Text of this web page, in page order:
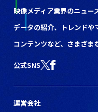
映像メディア業界のニュー
データの紹介、トレンドや
コンテンツなど、さまざま
公式SNS
運営会社